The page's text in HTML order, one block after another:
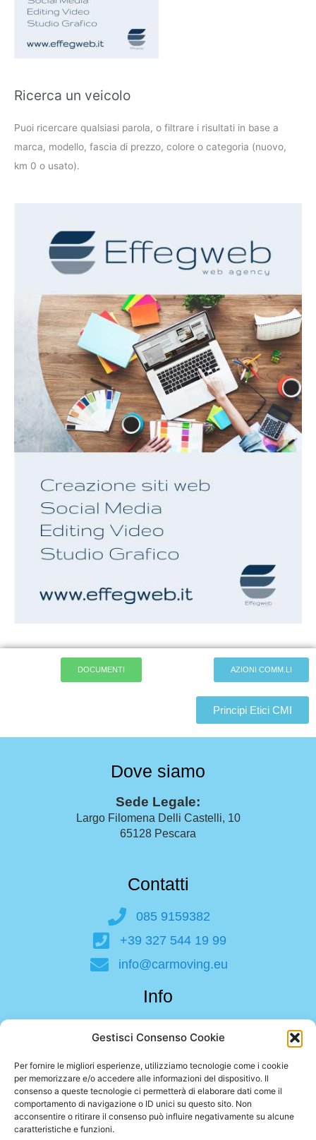
Gestisci Consenso Cookie
Per fornire le migliori esperienze, utilizziamo tecnologie come i cookie
per memorizzare e/o accedere alle informazioni del dispositivo. Il
consenso a queste tecnologie ci permetterà di elaborare dati come il
comportamento di navigazione o ID unici su questo sito. Non
acconsentire o ritirare il consenso può influire negativamente su alcune
caratteristiche e funzioni.
Ricerca un veicolo
Puoi ricercare qualsiasi parola, o filtrare i risultati in base a
marca, modello, fascia di prezzo, colore o categoria (nuovo,
km 0 o usato).
DOCUMENTI AZIONI COMM.LI
Principi Etici CMI
Dove siamo
Sede Legale:
Largo Filomena Delli Castelli, 10
65128 Pescara
Contatti
085 9159382
+39 327 544 19 99
info@carmoving.eu
Info
Largo Filomena Delli Castelli, 10
P. Iva 02510690692
Privacy Policy |Cookie Policy (UE)